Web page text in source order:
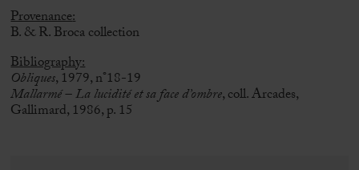
Provenance:
B. & R. Broca collection
Bibliography:
Obliques, 1979, n°18-19
Mallarmé – La lucidité et sa face d’ombre, coll. Arcades,
Gallimard, 1986, p. 15